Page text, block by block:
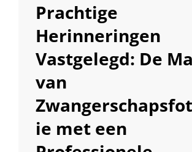
Prachtige
Herinneringen
Vastgelegd: De
van
ie met een